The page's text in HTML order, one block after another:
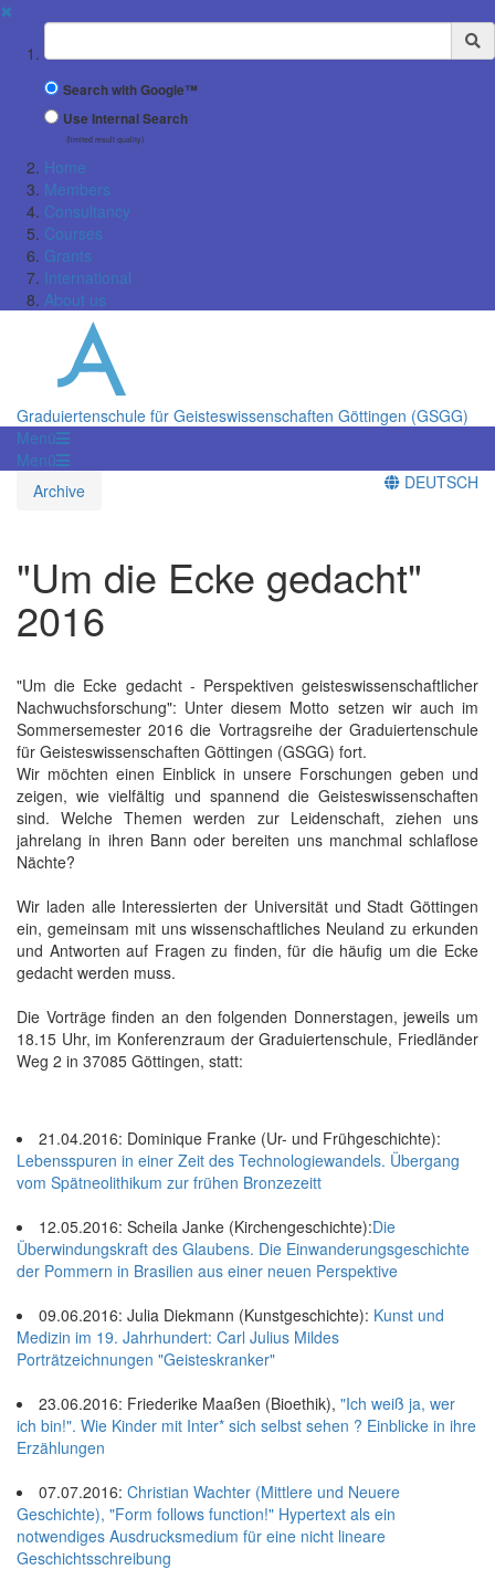
✖
Suchbegriff
Search with Google™
Use Internal Search
(limited result quality)
Home
Members
Consultancy
Courses
Grants
International
About us
Graduiertenschule für Geisteswissenschaften Göttingen (GSGG)
Menü
Menü
Archive
DEUTSCH
"Um die Ecke gedacht"
2016
"Um die Ecke gedacht - Perspektiven geisteswissenschaftlicher
Nachwuchsforschung": Unter diesem Motto setzen wir auch im
Sommersemester 2016 die Vortragsreihe der Graduiertenschule
für Geisteswissenschaften Göttingen (GSGG) fort.
Wir möchten einen Einblick in unsere Forschungen geben und
zeigen, wie vielfältig und spannend die Geisteswissenschaften
sind. Welche Themen werden zur Leidenschaft, ziehen uns
jahrelang in ihren Bann oder bereiten uns manchmal schlaflose
Nächte?
Wir laden alle Interessierten der Universität und Stadt Göttingen
ein, gemeinsam mit uns wissenschaftliches Neuland zu erkunden
und Antworten auf Fragen zu finden, für die häufig um die Ecke
gedacht werden muss.
Die Vorträge finden an den folgenden Donnerstagen, jeweils um
18.15 Uhr, im Konferenzraum der Graduiertenschule, Friedländer
Weg 2 in 37085 Göttingen, statt:
21.04.2016: Dominique Franke (Ur- und Frühgeschichte):
Lebensspuren in einer Zeit des Technologiewandels. Übergang
vom Spätneolithikum zur frühen Bronzezeitt
12.05.2016: Scheila Janke (Kirchengeschichte):Die
Überwindungskraft des Glaubens. Die Einwanderungsgeschichte
der Pommern in Brasilien aus einer neuen Perspektive
09.06.2016: Julia Diekmann (Kunstgeschichte): Kunst und
Medizin im 19. Jahrhundert: Carl Julius Mildes
Porträtzeichnungen "Geisteskranker"
23.06.2016: Friederike Maaßen (Bioethik), "Ich weiß ja, wer
ich bin!". Wie Kinder mit Inter* sich selbst sehen ? Einblicke in ihre
Erzählungen
07.07.2016: Christian Wachter (Mittlere und Neuere
Geschichte), "Form follows function!" Hypertext als ein
notwendiges Ausdrucksmedium für eine nicht lineare
Geschichtsschreibung